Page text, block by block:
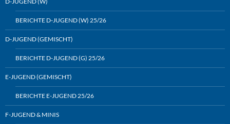
BERICHTE D-JUGEND (W) 25/26
D-JUGEND (GEMISCHT)
BERICHTE D-JUGEND (G) 25/26
E-JUGEND (GEMISCHT)
BERICHTE E-JUGEND 25/26
F-JUGEND & MINIS